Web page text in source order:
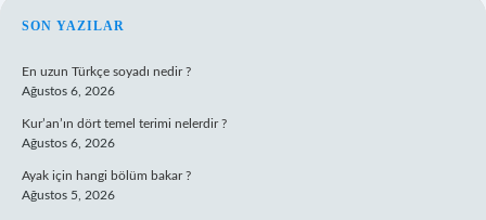
SIDEBAR
SON YAZILAR
En uzun Türkçe soyadı nedir ?
Ağustos 6, 2026
Kur’an’ın dört temel terimi nelerdir ?
Ağustos 6, 2026
Ayak için hangi bölüm bakar ?
Ağustos 5, 2026